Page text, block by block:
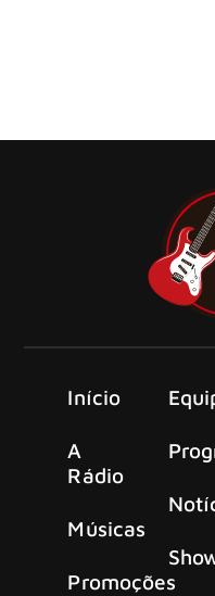
Início
A
Rádio
Músicas
Promoções